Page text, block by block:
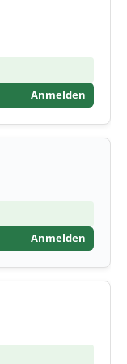
Anmelden
Anmelden